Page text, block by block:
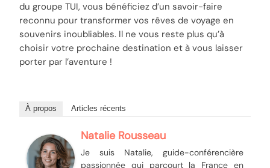
du groupe TUI, vous bénéficiez d’un savoir-faire
reconnu pour transformer vos rêves de voyage en
souvenirs inoubliables. Il ne vous reste plus qu’à
choisir votre prochaine destination et à vous laisser
porter par l’aventure !
À propos Articles récents
Natalie Rousseau
Je suis Natalie, guide-conférencière
passionnée qui parcourt la France en